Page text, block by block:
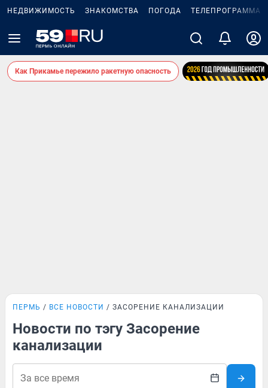
НЕДВИЖИМОСТЬ ЗНАКОМСТВА ПОГОДА ТЕЛЕПРОГРАММА
Как Прикамье пережило ракетную опасность
ПЕРМЬ ВСЕ НОВОСТИ ЗАСОРЕНИЕ КАНАЛИЗАЦИИ
Новости по тэгу Засорение
канализации